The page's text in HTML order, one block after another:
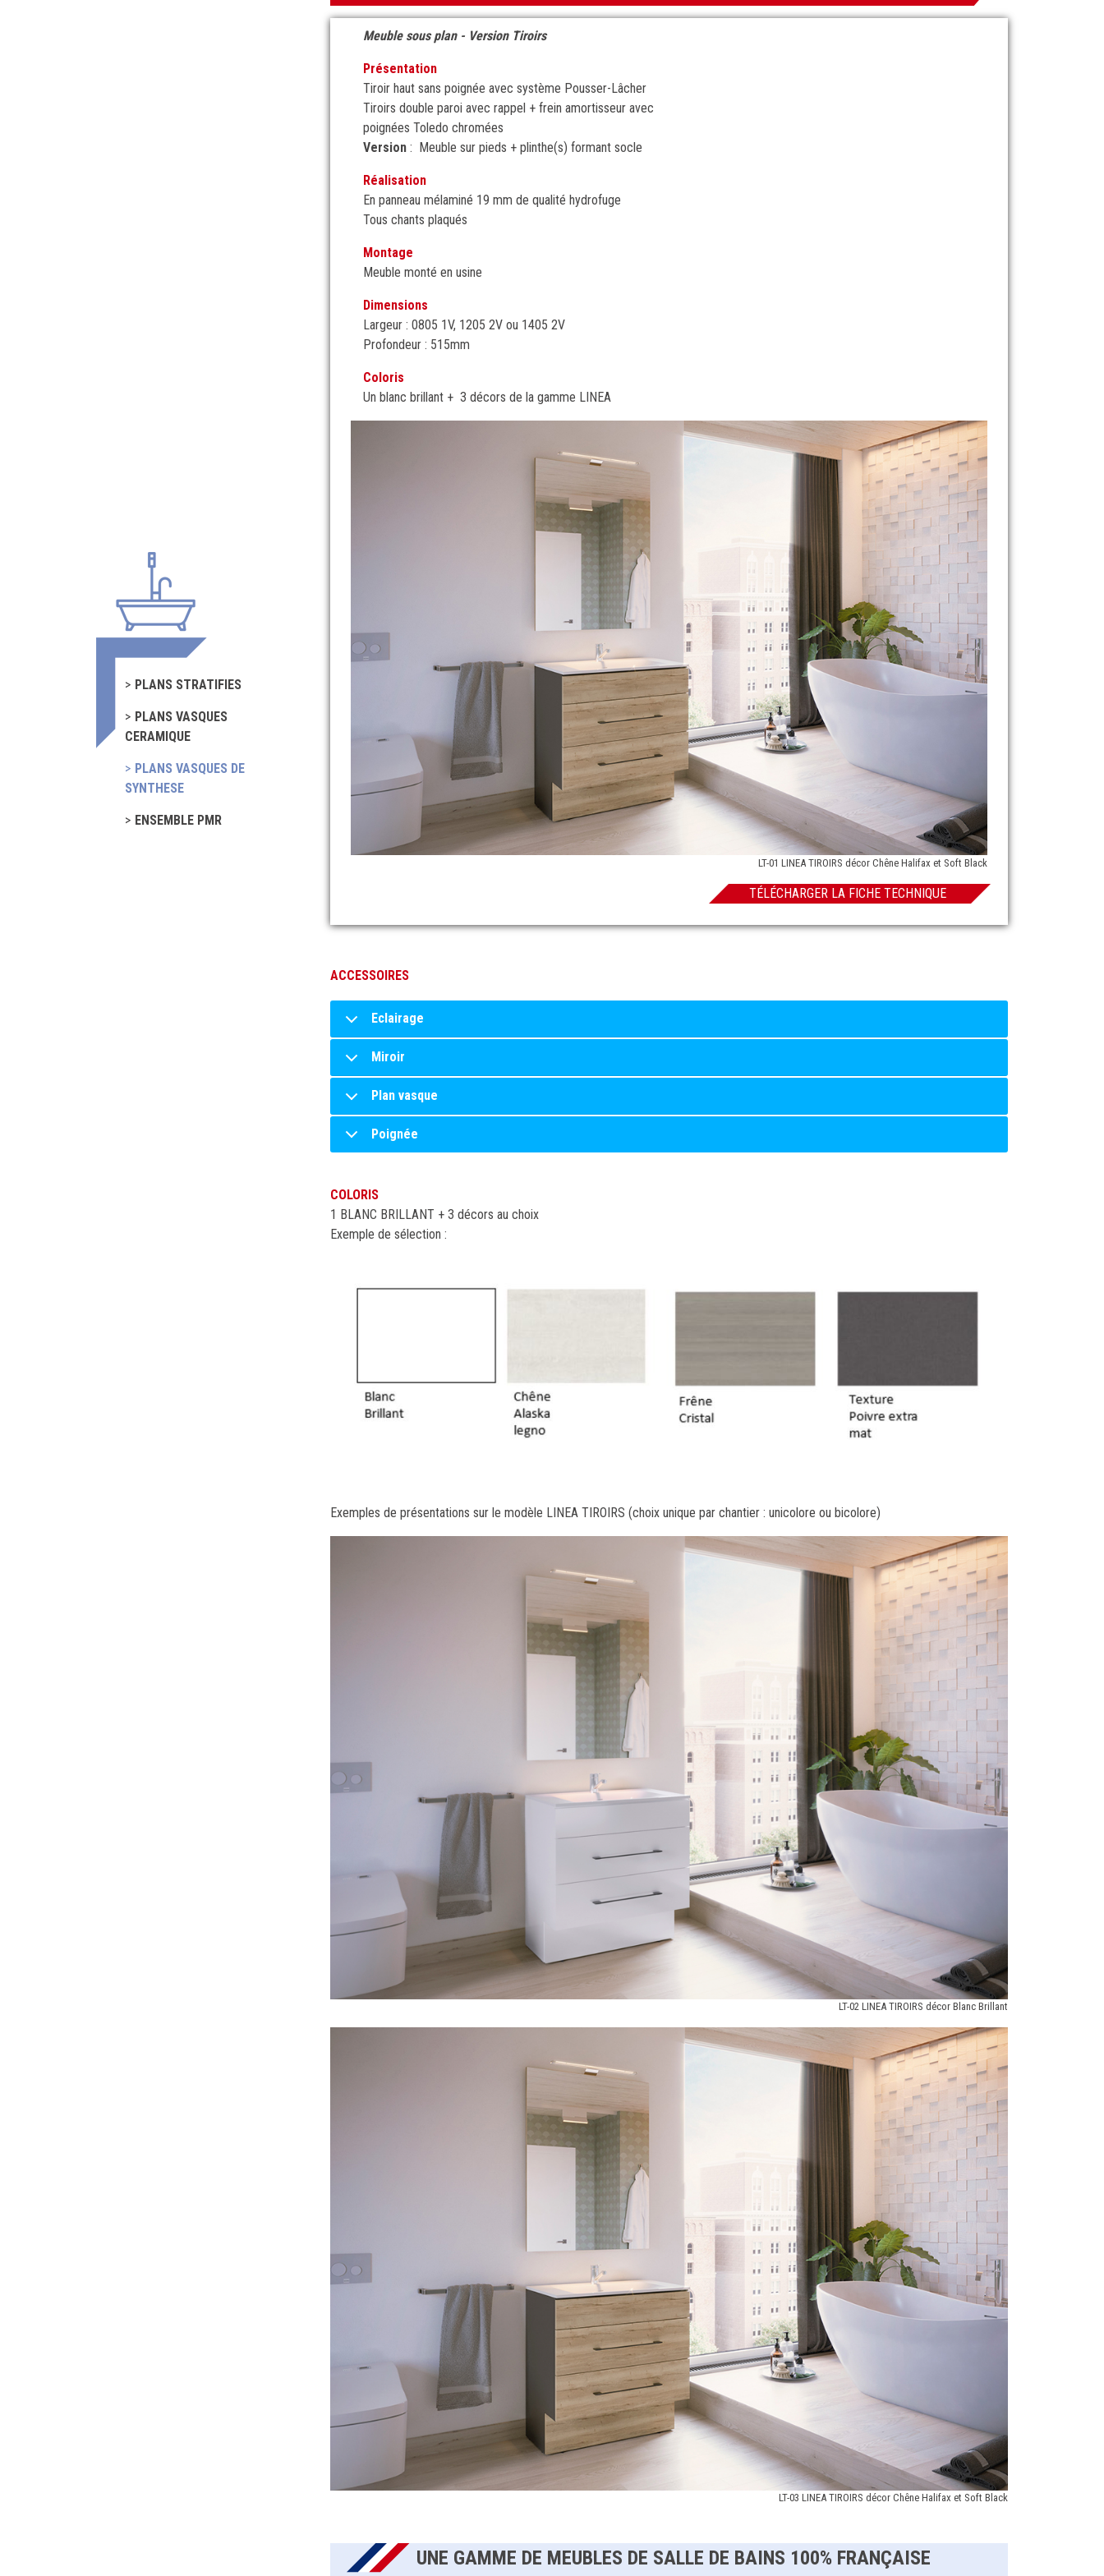
PLANS STRATIFIES
PLANS VASQUES
CERAMIQUE
PLANS VASQUES DE
SYNTHESE
ENSEMBLE PMR
Meuble sous plan - Version Tiroirs
Présentation
Tiroir haut sans poignée avec système Pousser-Lâcher
Tiroirs double paroi avec rappel + frein amortisseur avec
poignées Toledo chromées
Version : Meuble sur pieds + plinthe(s) formant socle
Réalisation
En panneau mélaminé 19 mm de qualité hydrofuge
Tous chants plaqués
Montage
Meuble monté en usine
Dimensions
Largeur : 0805 1V, 1205 2V ou 1405 2V
Profondeur : 515mm
Coloris
Un blanc brillant + 3 décors de la gamme LINEA
LT-01 LINEA TIROIRS décor Chêne Halifax et Soft Black
TÉLÉCHARGER LA FICHE TECHNIQUE
ACCESSOIRES
Eclairage
Miroir
Plan vasque
Poignée
COLORIS
1 BLANC BRILLANT + 3 décors au choix
Exemple de sélection :
Exemples de présentations sur le modèle LINEA TIROIRS (choix unique par chantier : unicolore ou bicolore)
LT-02 LINEA TIROIRS décor Blanc Brillant
LT-03 LINEA TIROIRS décor Chêne Halifax et Soft Black
UNE GAMME DE MEUBLES DE SALLE DE BAINS 100% FRANÇAISE